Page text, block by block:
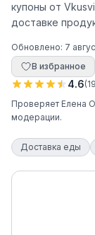
купоны от
доставке
Обновлено: 7
В избранное
4.6(
Проверяет Елена
модерации.
Доставка еды